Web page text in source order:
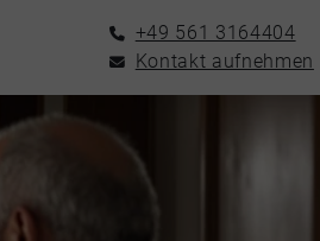
+49 561 3164404
Kontakt aufnehmen